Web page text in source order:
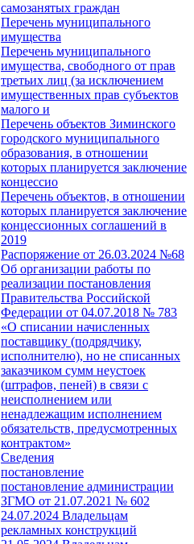
самозанятых граждан
Перечень муниципального
имущества
Перечень муниципального
имущества, свободного от прав
третьих лиц (за исключением
имущественных прав субъектов
малого и
Перечень объектов Зиминского
городского муниципального
образования, в отношении
которых планируется заключение
концессио
Перечень объектов, в отношении
которых планируется заключение
концессионных соглашений в
2019
Распоряжение от 26.03.2024 №68
Об организации работы по
реализации постановления
Правительства Российской
Федерации от 04.07.2018 № 783
«О списании начисленных
поставщику (подрядчику,
исполнителю), но не списанных
заказчиком сумм неустоек
(штрафов, пеней) в связи с
неисполнением или
ненадлежащим исполнением
обязательств, предусмотренных
контрактом»
Сведения
постановление
постановление администрации
ЗГМО от 21.07.2021 № 602
24.07.2024 Владельцам
рекламных конструкций